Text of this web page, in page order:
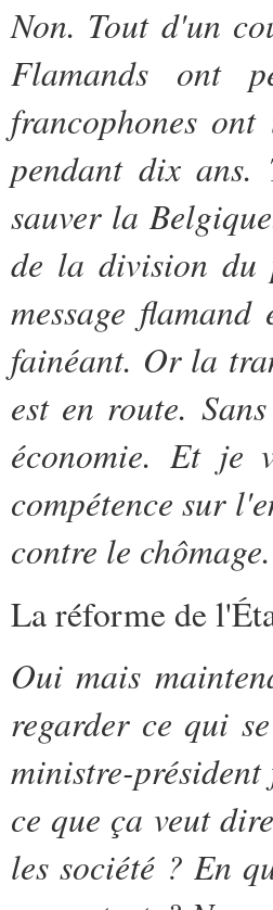
Non. Tout d'un
Flamands ont
francophones
pendant dix
sauver la
de la division du
message
fainéant. Or la
est en route.
économie. Et je
compétence sur
contre le chômage.
La réforme de
Oui mais
regarder ce qui
ministre-
ce que ça veut
les société ? En